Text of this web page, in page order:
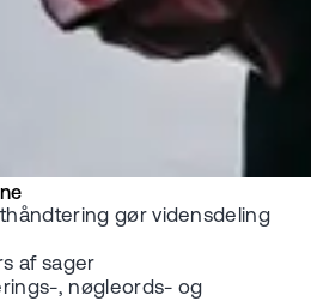
gør vidensdeling
af sager
, nøgleords- og